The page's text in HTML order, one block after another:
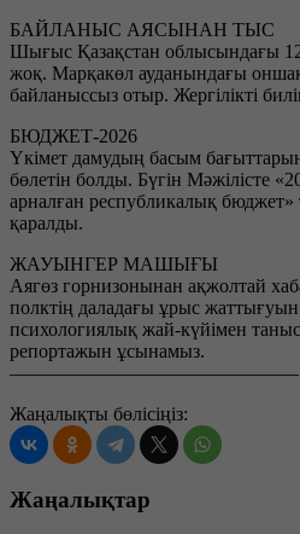
БАЙЛАНЫС АЯСЫНАН ТЫС
Шығыс Қазақстан облысындағы
жоқ. Марқакөл ауданындағы
байланыссыз отыр. Жергілікті
БЮДЖЕТ-2026
Үкімет дамудың басым
бөлетін болды. Бүгін Мәжілісте
арналған республикалық
қаралды.
ЖАУЫНГЕР МАШЫҒЫ
Аягөз горнизонынан ақжолтай
полктің даладағы ұрыс
психологиялық жай-күйімен
репортажын ұсынамыз.
———————————————
Жаңалықты бөлісіңіз:
Жаңалықтар